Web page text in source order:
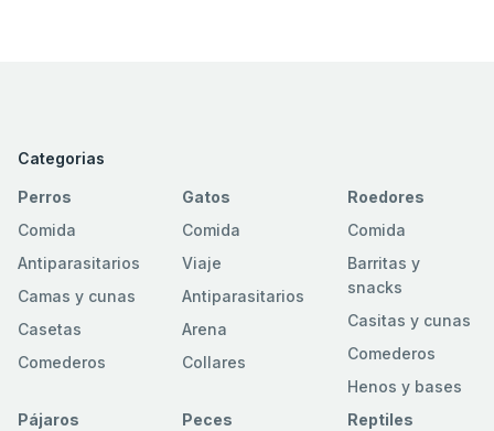
Categorias
Perros
Comida
Antiparasitarios
Camas y cunas
Casetas
Comederos
Gatos
Comida
Viaje
Antiparasitarios
Arena
Collares
Roedores
Comida
Barritas y
snacks
Casitas y cunas
Comederos
Henos y bases
Pájaros
Peces
Reptiles